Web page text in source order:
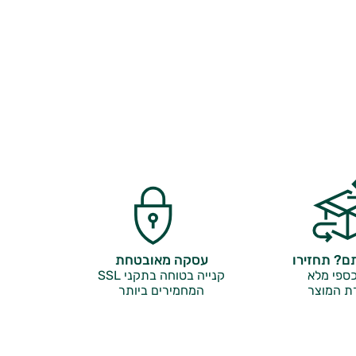
תחזירו
מלא
המוצר
עסקה מאובטחת
קנייה בטוחה בתקני SSL
המחמירים ביותר